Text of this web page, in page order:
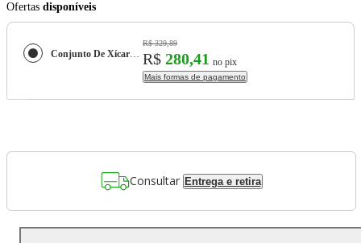
Ofertas disponíveis
Conjunto De Xícara De Café Papillon Cristal Borboleta Colorida 110Ml 4 Peças - L Hermitage
R$ 329,89
R$ 280,41 no pix
Mais formas de pagamento
Consultar Entrega e retira